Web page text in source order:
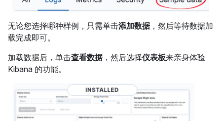
无论您选择哪种样例，只需单击添加数据，然后等待数据加
载完成即可。
加载数据后，单击查看数据，然后选择仪表板来亲身体验
Kibana 的功能。